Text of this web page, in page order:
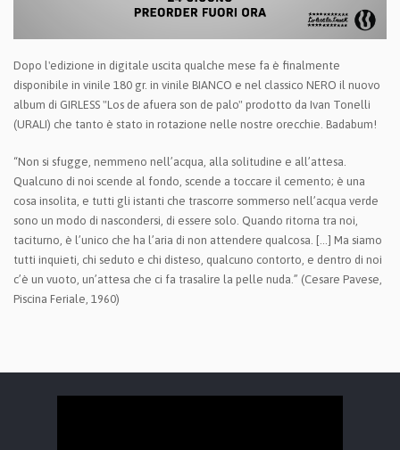
Dopo l'edizione in digitale uscita qualche mese fa è finalmente
disponibile in vinile 180 gr. in vinile BIANCO e nel classico NERO il nuovo
album di GIRLESS "Los de afuera son de palo" prodotto da Ivan Tonelli
(URALI) che tanto è stato in rotazione nelle nostre orecchie. Badabum!
“Non si sfugge, nemmeno nell’acqua, alla solitudine e all’attesa.
Qualcuno di noi scende al fondo, scende a toccare il cemento; è una
cosa insolita, e tutti gli istanti che trascorre sommerso nell’acqua verde
sono un modo di nascondersi, di essere solo. Quando ritorna tra noi,
taciturno, è l’unico che ha l’aria di non attendere qualcosa. [...] Ma siamo
tutti inquieti, chi seduto e chi disteso, qualcuno contorto, e dentro di noi
c’è un vuoto, un’attesa che ci fa trasalire la pelle nuda.” (Cesare Pavese,
Piscina Feriale, 1960)